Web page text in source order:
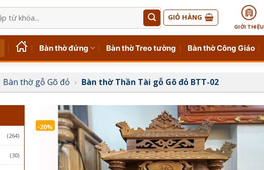
GIỎ HÀNG
GIỚI THIỆU
Bàn thờ đứng Bàn thờ Treo tường Bàn thờ Công Giáo
Bàn thờ gỗ Gõ đỏ › Bàn thờ Thần Tài gỗ Gõ đỏ BTT-02
(264)
(30)
-20%